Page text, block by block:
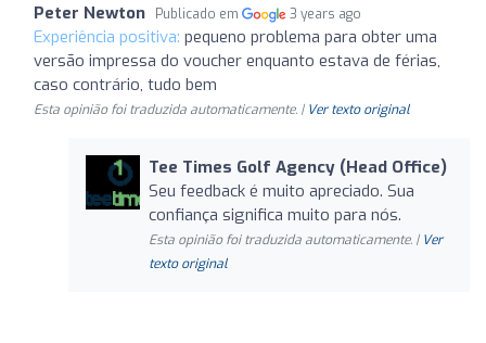
Peter Newton Publicado em 3 years ago
Experiência positiva: pequeno problema para obter uma
versão impressa do voucher enquanto estava de férias,
caso contrário, tudo bem
Esta opinião foi traduzida automaticamente. | Ver texto original
Tee Times Golf Agency (Head Office)
Seu feedback é muito apreciado. Sua
confiança significa muito para nós.
Esta opinião foi traduzida automaticamente. | Ver
texto original